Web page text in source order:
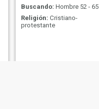
Buscando: Hombre 52 - 65
Religión: Cristiano-
protestante